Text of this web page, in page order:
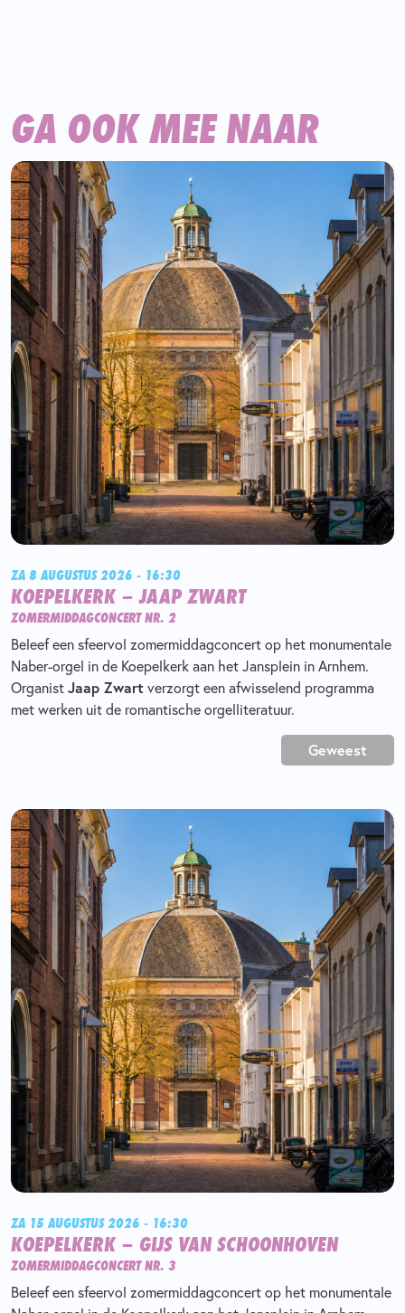
GA OOK MEE NAAR
ZA 8 AUGUSTUS 2026 - 16:30
KOEPELKERK – JAAP ZWART
ZOMERMIDDAGCONCERT NR. 2
Beleef een sfeervol zomermiddagconcert op het monumentale
Naber-orgel in de Koepelkerk aan het Jansplein in Arnhem.
OrganistJaap Zwart verzorgt een afwisselend programma
met werken uit de romantische orgelliteratuur.
Geweest
ZA 15 AUGUSTUS 2026 - 16:30
KOEPELKERK – GIJS VAN SCHOONHOVEN
ZOMERMIDDAGCONCERT NR. 3
Beleef een sfeervol zomermiddagconcert op het monumentale